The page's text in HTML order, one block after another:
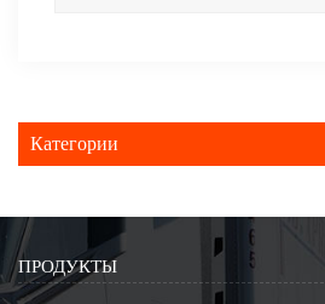
Категории
ПРОДУКТЫ